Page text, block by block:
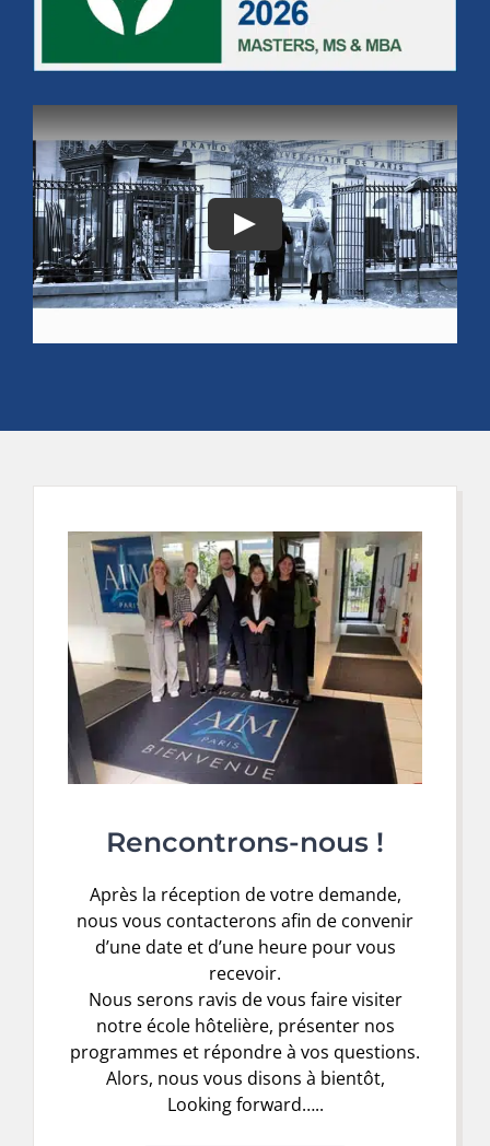
Rencontrons-nous !
Après la réception de votre demande,
nous vous contacterons afin de convenir
d’une date et d’une heure pour vous
recevoir.
Nous serons ravis de vous faire visiter
notre école hôtelière, présenter nos
programmes et répondre à vos questions.
Alors, nous vous disons à bientôt,
Looking forward…..